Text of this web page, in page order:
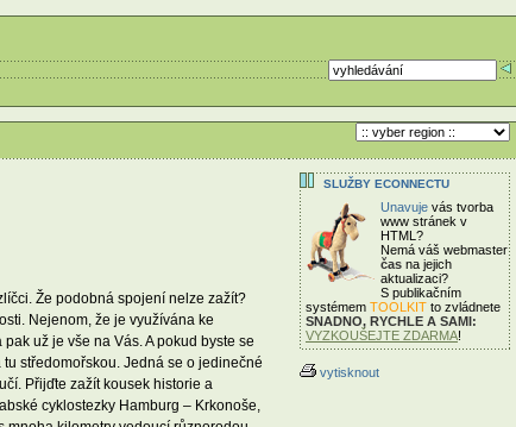
Že podobná spojení nelze zažít?
Nejenom, že je využívána ke
už je vše na Vás. A pokud byste se
středomořskou. Jedná se o jedinečné
Přijďte zažít kousek historie a
cyklostezky Hamburg – Krkonoše,
SLUŽBY ECONNECTU
Unavuje vás tvorba
www stránek v
HTML?
Nemá váš webmaster
čas na jejich
aktualizaci?
S publikačním
systémem TOOLKIT to zvládnete
SNADNO, RYCHLE A SAMI:
VYZKOUŠEJTE ZDARMA!
vytisknout